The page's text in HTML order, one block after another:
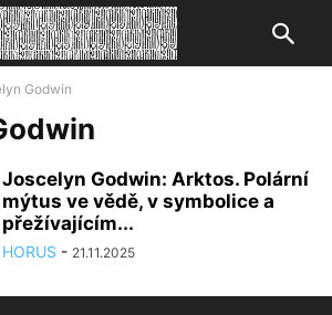
Godwin
Joscelyn Godwin: Arktos. Polární
mýtus ve vědě, v symbolice a
přežívajícím...
HORUS - 21.11.2025